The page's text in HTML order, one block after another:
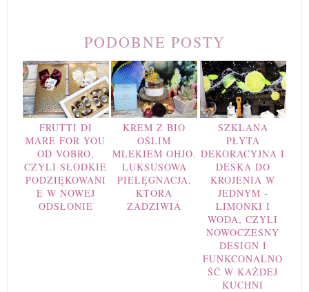
PODOBNE POSTY
FRUTTI DI
MARE FOR YOU
OD VOBRO,
CZYLI SŁODKIE
PODZIĘKOWANI
E W NOWEJ
ODSŁONIE
KREM Z BIO
OŚLIM
MLEKIEM OHJO.
LUKSUSOWA
PIELĘGNACJA,
KTÓRA
ZADZIWIA
SZKLANA
PŁYTA
DEKORACYJNA I
DESKA DO
KROJENIA W
JEDNYM -
LIMONKI I
WODA, CZYLI
NOWOCZESNY
DESIGN I
FUNKCONALNO
ŚĆ W KAŻDEJ
KUCHNI